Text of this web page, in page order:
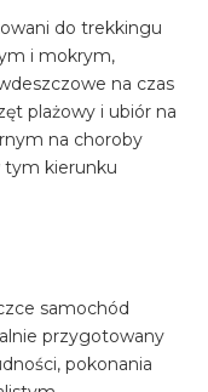
do trekkingu
i mokrym,
na czas
plażowy i ubiór na
na choroby
tym kierunku
samochód
przygotowany
pokonania